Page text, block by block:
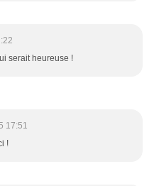
serait heureuse !
17:51
!